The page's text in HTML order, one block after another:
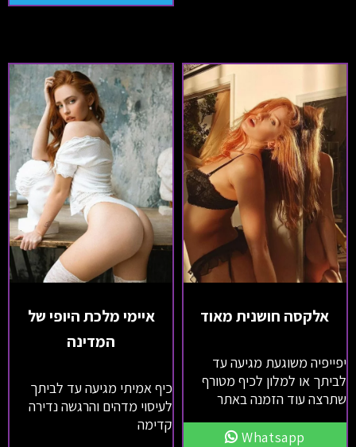
אלקסה חושנית מאוד
יפייפיה משוגעת מגיעה עד
לביתך או למלון לכיף מטורף
שתרצה עוד הזמנה באתר
Whatsapp
איימי מלכת היופי של
המדינה
כיף אמיתי מגיעה עד לביתך
לעיסוי מדהים והרגשה נדירה
קדימה